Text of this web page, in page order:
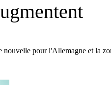
nouvelle pour l'Allemagne et la